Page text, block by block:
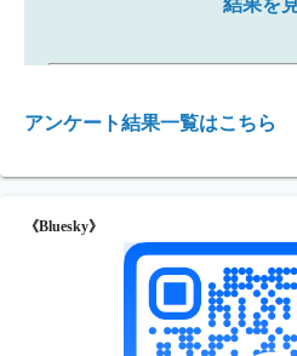
結果を
アンケート結果一覧はこちら
《Bluesky》